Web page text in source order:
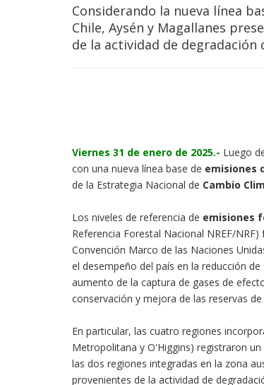
Considerando la nueva línea
Chile, Aysén y Magallanes
de la actividad de degradación
Viernes 31 de enero de 2025.- Luego
con una nueva línea base de emisiones
de la Estrategia Nacional de Cambio
Los niveles de referencia de emisiones
Referencia Forestal Nacional NREF/
Convención Marco de las Naciones
el desempeño del país en la reducción
aumento de la captura de gases de
conservación y mejora de las reservas
En particular, las cuatro regiones
Metropolitana y O'Higgins) registraron
las dos regiones integradas en la zona
provenientes de la actividad de